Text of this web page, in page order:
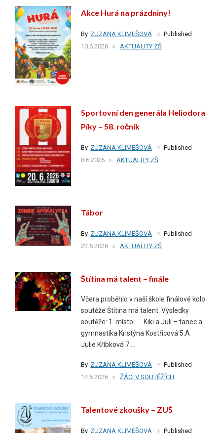
Akce Hurá na prázdniny!
By ZUZANA KLIMEŠOVÁ
Published
10.6.2026
AKTUALITY ZŠ
Sportovní den generála Heliodora
Píky – 58. ročník
By ZUZANA KLIMEŠOVÁ
Published
8.6.2026
AKTUALITY ZŠ
Tábor
By ZUZANA KLIMEŠOVÁ
Published
22.5.2026
AKTUALITY ZŠ
Štítina má talent – finále
Včera proběhlo v naší škole finálové kolo
soutěže Štítina má talent. Výsledky
soutěže: 1. místo Kiki a Juli – tanec a
gymnastika Kristýna Kostřicová 5.A
Julie Kříbková 7....
By ZUZANA KLIMEŠOVÁ
Published
14.5.2026
ŽÁCI V SOUTĚŽÍCH
Talentové zkoušky – ZUŠ
By ZUZANA KLIMEŠOVÁ
Published